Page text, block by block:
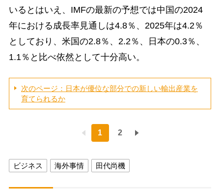
いるとはいえ、IMFの最新の予想では中国の2024
年における成長率見通しは4.8％、2025年は4.2％
としており、米国の2.8％、2.2％、日本の0.3％、
1.1％と比べ依然として十分高い。
次のページ：日本が優位な部分での新しい輸出産業を
育てられるか
1 2
ビジネス 海外事情 田代尚機